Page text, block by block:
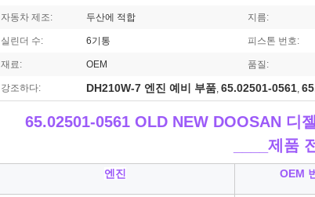
자동차 제조: 두산에 적합 지름:
실린더 수: 6기통 피스톤 번호:
재료: OEM 품질:
강조하다: DH210W-7 엔진 예비 부품, 65.02501-0561,
65.02501-0561 OLD NEW DOOSAN 디
제품
엔진 OEM